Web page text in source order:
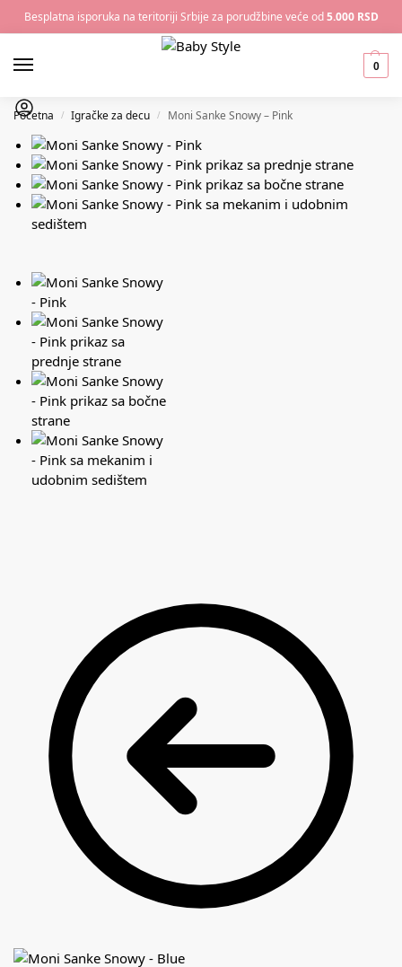
Besplatna isporuka na teritoriji Srbije za porudžbine veće od5.000 RSD
0
Početna / Igračke za decu / Moni Sanke Snowy – Pink